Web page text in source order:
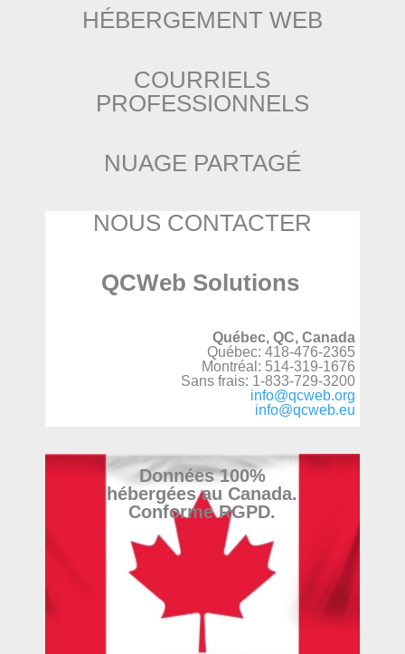
HÉBERGEMENT WEB
COURRIELS
PROFESSIONNELS
NUAGE PARTAGÉ
NOUS CONTACTER
QCWeb Solutions
Québec, QC, Canada
Québec: 418-476-2365
Montréal: 514-319-1676
Sans frais: 1-833-729-3200
info@qcweb.org
info@qcweb.eu
Données 100%
hébergées au Canada.
Conforme RGPD.